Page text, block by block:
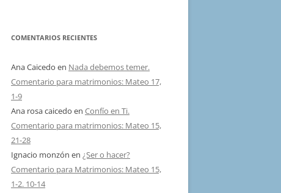
COMENTARIOS RECIENTES
Ana Caicedo en Nada debemos temer.
Comentario para matrimonios: Mateo 17,
1-9
Ana rosa caicedo en Confío en Ti.
Comentario para matrimonios: Mateo 15,
21-28
Ignacio monzón en ¿Ser o hacer?
Comentario para Matrimonios: Mateo 15,
1-2. 10-14